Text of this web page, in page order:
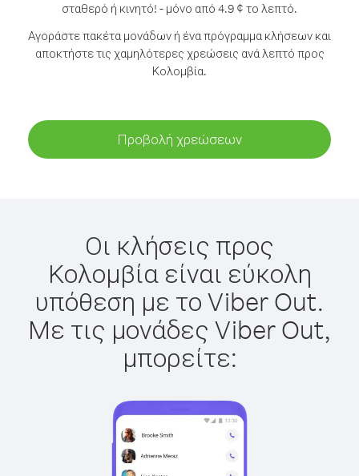
σταθερό ή κινητό! - μόνο από 4.9 ¢ το λεπτό.
Αγοράστε πακέτα μονάδων ή ένα πρόγραμμα κλήσεων και
αποκτήστε τις χαμηλότερες χρεώσεις ανά λεπτό προς
Κολομβία.
Προβολή χρεώσεων
Οι κλήσεις προς
Κολομβία είναι εύκολη
υπόθεση με το Viber Out.
Με τις μονάδες Viber Out,
μπορείτε: